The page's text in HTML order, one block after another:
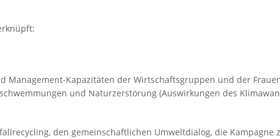
Kapazitäten der Wirtschaftsgruppen und der
und Naturzerstörung (Auswirkungen des
den gemeinschaftlichen Umweltdialog, die